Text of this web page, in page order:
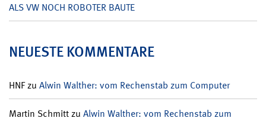
ALS VW NOCH ROBOTER BAUTE
NEUESTE KOMMENTARE
HNFzu Alwin Walther: vom Rechenstab zum Computer
Martin Schmittzu Alwin Walther: vom Rechenstab zum